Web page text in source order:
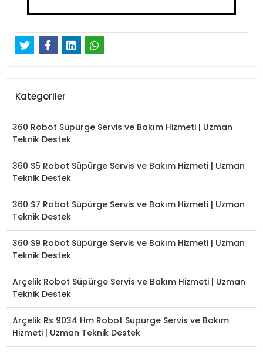
Kategoriler
360 Robot Süpürge Servis ve Bakım Hizmeti | Uzman
Teknik Destek
360 S5 Robot Süpürge Servis ve Bakım Hizmeti | Uzman
Teknik Destek
360 S7 Robot Süpürge Servis ve Bakım Hizmeti | Uzman
Teknik Destek
360 S9 Robot Süpürge Servis ve Bakım Hizmeti | Uzman
Teknik Destek
Arçelik Robot Süpürge Servis ve Bakım Hizmeti | Uzman
Teknik Destek
Arçelik Rs 9034 Hm Robot Süpürge Servis ve Bakım
Hizmeti | Uzman Teknik Destek